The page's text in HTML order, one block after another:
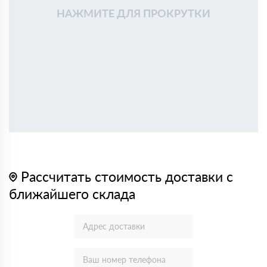
НАЖМИТЕ ДЛЯ ПРОКРУТКИ
Рассчитать стоимость доставки с
ближайшего склада